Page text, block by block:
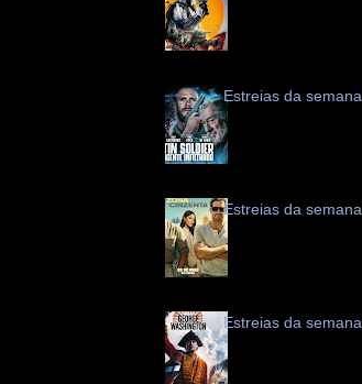
Estreias da semana
Estreias da semana
Estreias da semana